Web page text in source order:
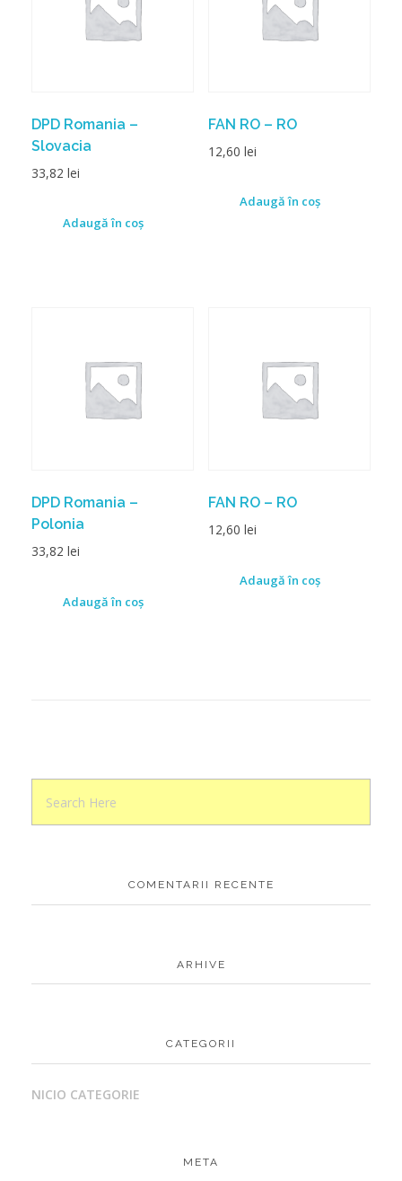
DPD Romania –
Slovacia
33,82 lei
Adaugă în coș
FAN RO – RO
12,60 lei
Adaugă în coș
DPD Romania –
Polonia
33,82 lei
Adaugă în coș
FAN RO – RO
12,60 lei
Adaugă în coș
COMENTARII RECENTE
ARHIVE
CATEGORII
NICIO CATEGORIE
META